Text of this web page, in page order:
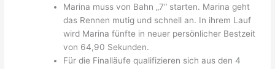
Marina muss von Bahn „7“ starten. Marina geht
das Rennen mutig und schnell an. In ihrem Lauf
wird Marina fünfte in neuer persönlicher Bestzeit
von 64,90 Sekunden.
Für die Finalläufe qualifizieren sich aus den 4